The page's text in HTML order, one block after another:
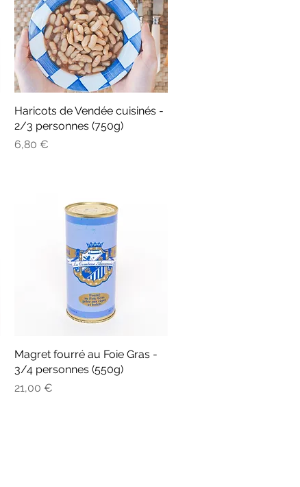
Aperçu rapide
Haricots de Vendée cuisinés -
2/3 personnes (750g)
Prix
6,80 €
Aperçu rapide
Magret fourré au Foie Gras -
3/4 personnes (550g)
Prix
21,00 €